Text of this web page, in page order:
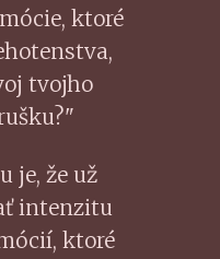
ktoré
tvojho
je, že už
intenzitu
ktoré